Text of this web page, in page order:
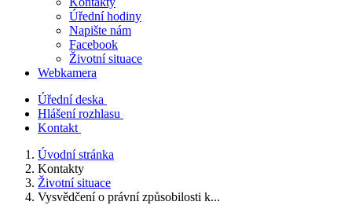
Úřední hodiny
Napište nám
Facebook
Životní situace
Webkamera
Úřední deska
Hlášení rozhlasu
Kontakt
Úvodní stránka
Kontakty
Životní situace
Vysvědčení o právní způsobilosti k...